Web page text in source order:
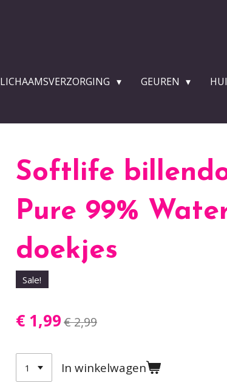
LICHAAMSVERZORGING GEUREN
Softlife
Pure 99%
doekjes
Sale!
€ 1,99€ 2,99
In winkelwagen